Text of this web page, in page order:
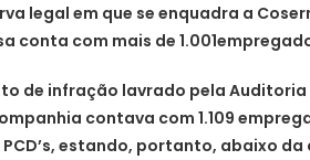
legal em que se enquadra a
conta com mais de
de infração lavrado pela Auditoria
contava com 1.109
estando, portanto, abaixo